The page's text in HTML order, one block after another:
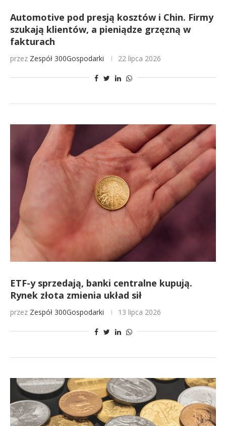
Automotive pod presją kosztów i Chin. Firmy
szukają klientów, a pieniądze grzęzną w
fakturach
przez Zespół 300Gospodarki 22 lipca 2026
ETF-y sprzedają, banki centralne kupują.
Rynek złota zmienia układ sił
przez Zespół 300Gospodarki 13 lipca 2026